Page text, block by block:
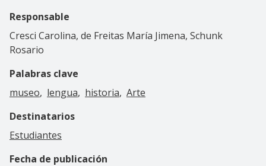
Responsable
Cresci Carolina, de Freitas María Jimena, Schunk
Rosario
Palabras clave
museo
lengua historia Arte
Destinatarios
Estudiantes
Fecha de publicación